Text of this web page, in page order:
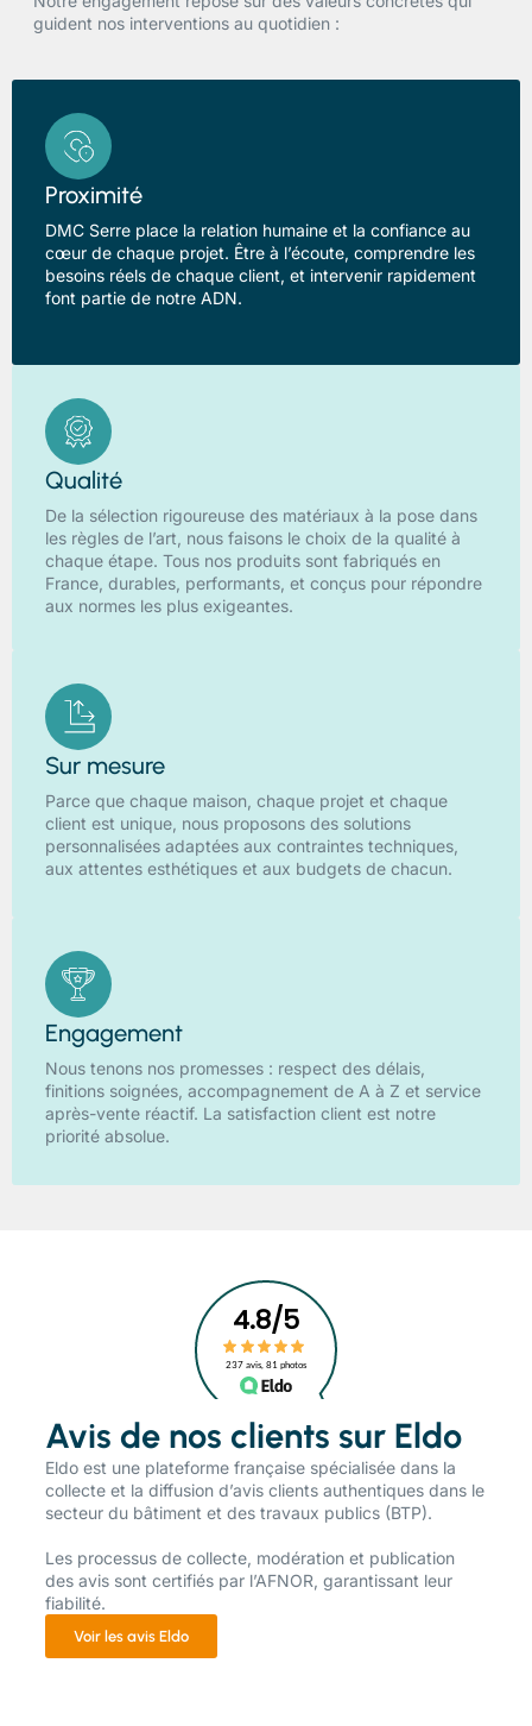
guident nos interventions au quotidien :
Proximité
DMC Serre place la relation humaine et la confiance au
cœur de chaque projet. Être à l’écoute, comprendre les
besoins réels de chaque client, et intervenir rapidement
font partie de notre ADN.
Qualité
De la sélection rigoureuse des matériaux à la pose dans
les règles de l’art, nous faisons le choix de la qualité à
chaque étape. Tous nos produits sont fabriqués en
France, durables, performants, et conçus pour répondre
aux normes les plus exigeantes.
Sur mesure
Parce que chaque maison, chaque projet et chaque
client est unique, nous proposons des solutions
personnalisées adaptées aux contraintes techniques,
aux attentes esthétiques et aux budgets de chacun.
Engagement
Nous tenons nos promesses : respect des délais,
finitions soignées, accompagnement de A à Z et service
après-vente réactif. La satisfaction client est notre
priorité absolue.
Avis de nos clients sur Eldo
​Eldo est une plateforme française spécialisée dans la
collecte et la diffusion d’avis clients authentiques dans le
secteur du bâtiment et des travaux publics (BTP).
Les processus de collecte, modération et publication
des avis sont certifiés par l’AFNOR, garantissant leur
fiabilité.
Voir les avis Eldo